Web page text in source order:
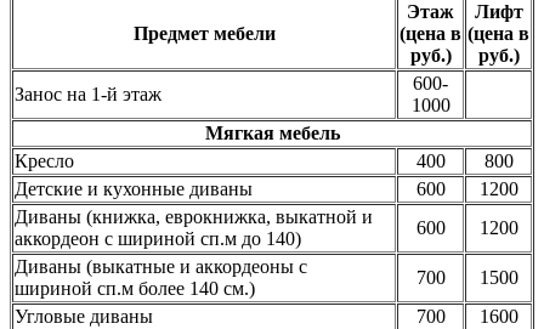
Предмет мебели
Этаж
(цена в
руб.)
Лифт
(цена в
руб.)
Занос на 1-й этаж
600-
1000
Мягкая мебель
Кресло
400
800
Детские и кухонные диваны
600
1200
Диваны (книжка, еврокнижка, выкатной и
аккордеон с шириной сп.м до 140)
600
1200
Диваны (выкатные и аккордеоны с
шириной сп.м более 140 см.)
700
1500
Угловые диваны
700
1600